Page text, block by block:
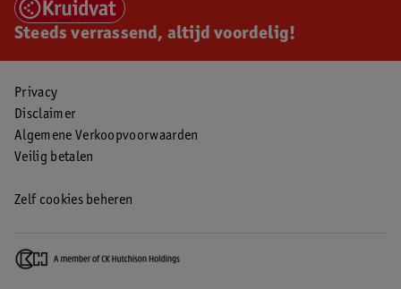
Steeds verrassend, altijd voordelig!
Privacy
Disclaimer
Algemene Verkoopvoorwaarden
Veilig betalen
Zelf cookies beheren